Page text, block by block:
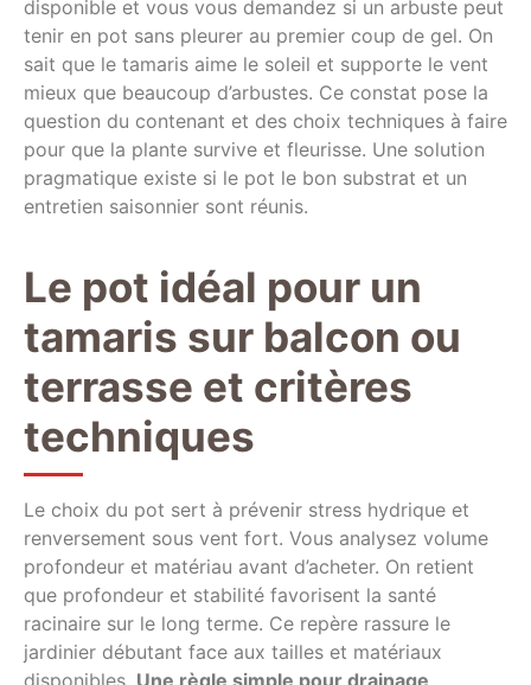
disponible et vous vous demandez si un arbuste peut
tenir en pot sans pleurer au premier coup de gel. On
sait que le tamaris aime le soleil et supporte le vent
mieux que beaucoup d’arbustes. Ce constat pose la
question du contenant et des choix techniques à faire
pour que la plante survive et fleurisse. Une solution
pragmatique existe si le pot le bon substrat et un
entretien saisonnier sont réunis.
Le pot idéal pour un
tamaris sur balcon ou
terrasse et critères
techniques
Le choix du pot sert à prévenir stress hydrique et
renversement sous vent fort. Vous analysez volume
profondeur et matériau avant d’acheter. On retient
que profondeur et stabilité favorisent la santé
racinaire sur le long terme. Ce repère rassure le
jardinier débutant face aux tailles et matériaux